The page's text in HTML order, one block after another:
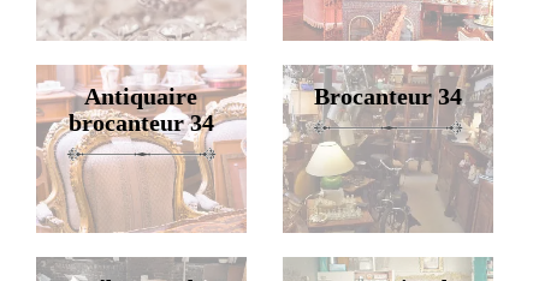
Antiquaire
brocanteur 34
Brocanteur 34